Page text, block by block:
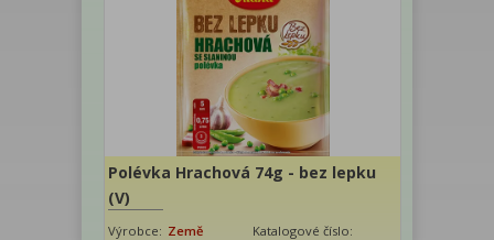
Polévka Hrachová 74g - bez lepku
(V)
Výrobce: Země
Katalogové číslo: